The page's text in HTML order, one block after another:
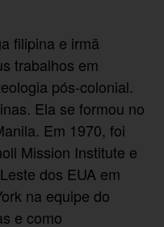
filipina e irmã
trabalhos em
pós-colonial.
Ela se formou no
Em 1970, foi
Mission Institute e
dos EUA em
na equipe do
e como